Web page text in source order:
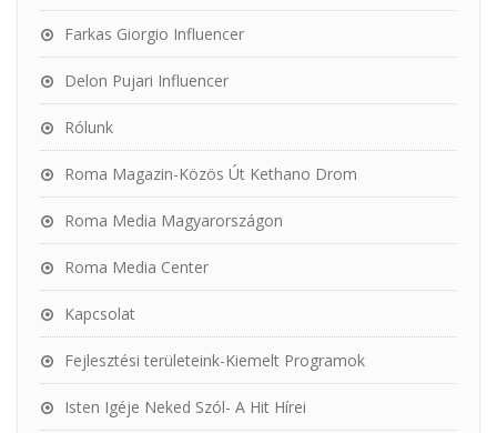
Farkas Giorgio Influencer
Delon Pujari Influencer
Rólunk
Roma Magazin-Közös Út Kethano Drom
Roma Media Magyarországon
Roma Media Center
Kapcsolat
Fejlesztési területeink-Kiemelt Programok
Isten Igéje Neked Szól- A Hit Hírei